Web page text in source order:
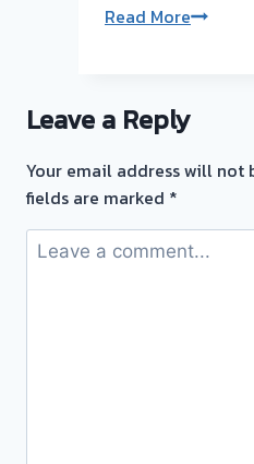
ตลาด
ครับ
Read Moreรับ
ดี
เงิน
ไม่
ยุ่ง
Leave a Reply
Your email address will not
fields are marked *